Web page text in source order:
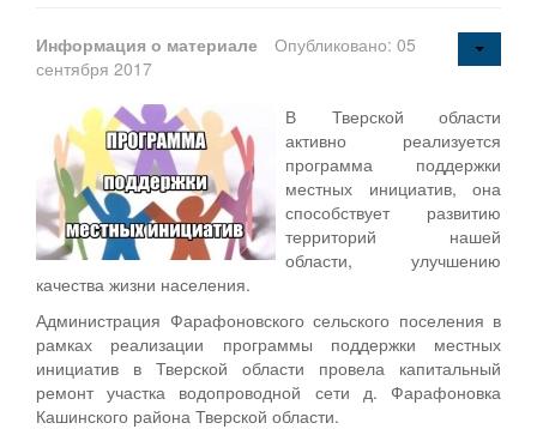
Информация о материале
Опубликовано: 05
сентября 2017
В Тверской области
активно реализуется
программа поддержки
местных инициатив, она
способствует развитию
территорий нашей
области, улучшению
качества жизни населения.
Администрация Фарафоновского сельского поселения в
рамках реализации программы поддержки местных
инициатив в Тверской области провела капитальный
ремонт участка водопроводной сети д. Фарафоновка
Кашинского района Тверской области.